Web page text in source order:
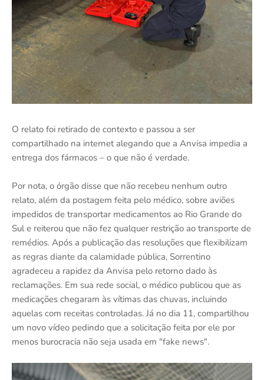
O relato foi retirado de contexto e passou a ser
compartilhado na internet alegando que a Anvisa impedia a
entrega dos fármacos – o que não é verdade.
Por nota, o órgão disse que não recebeu nenhum outro
relato, além da postagem feita pelo médico, sobre aviões
impedidos de transportar medicamentos ao Rio Grande do
Sul e reiterou que não fez qualquer restrição ao transporte de
remédios. Após a publicação das resoluções que flexibilizam
as regras diante da calamidade pública, Sorrentino
agradeceu a rapidez da Anvisa pelo retorno dado às
reclamações. Em sua rede social, o médico publicou que as
medicações chegaram às vítimas das chuvas, incluindo
aquelas com receitas controladas. Já no dia 11, compartilhou
um novo vídeo pedindo que a solicitação feita por ele por
menos burocracia não seja usada em "fake news".